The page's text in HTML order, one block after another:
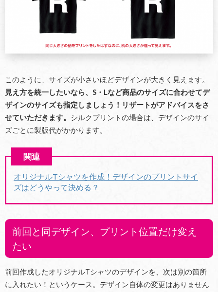
このように、サイズが小さいほどデザインが大きく見えます。
見え方を統一したいなら、 S ・ Lなど商品のサイズに合わせてデ
ザインのサイズも指定しましょう！リザートがアドバイスをさ
せていただきます。 シルクプリントの場合は、デザインのサイ
ズごとに製版代がかかります。
オリジナルTシャツを作成！デザインのプリントサイ
ズはどうやって決める？
前回と同デザイン、プリント位置だけ変え
たい
前回作成したオリジナルTシャツのデザインを、次は別の箇所
に入れたい！というケース。デザイン自体の変更はありません